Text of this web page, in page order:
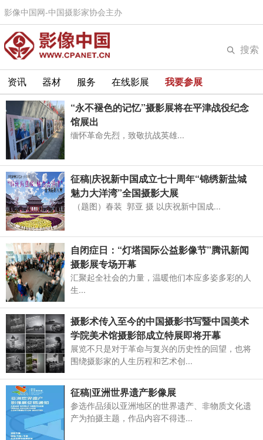
影像中国网-中国摄影家协会主办
搜索
资讯 器材 服务 在线影展
我要参展
“永不褪色的记忆”摄影展将在平津战役纪念
馆展出
缅怀革命先烈，致敬抗战英雄...
征稿|庆祝新中国成立七十周年“锦绣新盐城
魅力大洋湾”全国摄影大展
（题图）春装 郭亚 摄 以庆祝新中国成...
自闭症日：“灯塔国际公益影像节”腾讯新闻
摄影展专场开幕
汇聚起全社会的力量，温暖他们本应多姿多彩的人
生...
摄影术传入至今的中国摄影书写暨中国美术
学院美术馆摄影部成立特展即将开幕
展览不只是对于革命与复兴的历史性的回望，也将
围绕摄影家的人生历程和艺术创...
征稿|亚洲世界遗产影像展
参选作品须以亚洲地区的世界遗产、非物质文化遗
产为拍摄主题，作品内容不得违...